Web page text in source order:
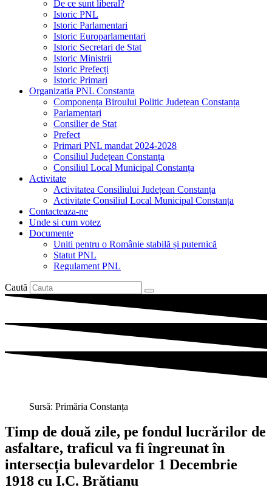
De ce sunt liberal?
Istoric PNL
Istoric Parlamentari
Istoric Europarlamentari
Istoric Secretari de Stat
Istoric Ministrii
Istoric Prefecți
Istoric Primari
Organizatia PNL Constanta
Componența Biroului Politic Județean Constanța
Parlamentari
Consilier de Stat
Prefect
Primari PNL mandat 2024-2028
Consiliul Județean Constanța
Consiliul Local Municipal Constanța
Activitate
Activitatea Consiliului Județean Constanța
Activitate Consiliul Local Municipal Constanța
Contacteaza-ne
Unde si cum votez
Documente
Uniti pentru o Românie stabilă și puternică
Statut PNL
Regulament PNL
Caută
Sursă: Primăria Constanța
Timp de două zile, pe fondul lucrărilor de
asfaltare, traficul va fi îngreunat în
intersecția bulevardelor 1 Decembrie
1918 cu I.C. Brătianu